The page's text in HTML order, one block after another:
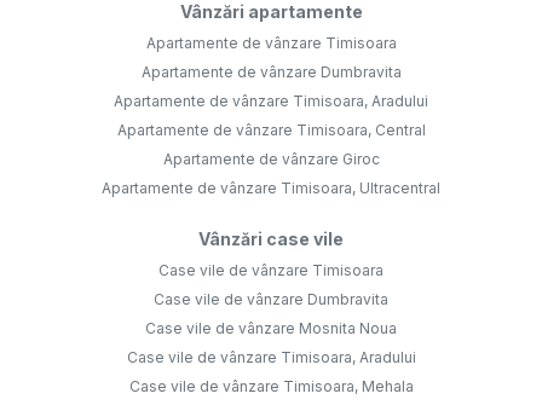
Vânzări apartamente
Apartamente de vânzare Timisoara
Apartamente de vânzare Dumbravita
Apartamente de vânzare Timisoara, Aradului
Apartamente de vânzare Timisoara, Central
Apartamente de vânzare Giroc
Apartamente de vânzare Timisoara, Ultracentral
Vânzări case vile
Case vile de vânzare Timisoara
Case vile de vânzare Dumbravita
Case vile de vânzare Mosnita Noua
Case vile de vânzare Timisoara, Aradului
Case vile de vânzare Timisoara, Mehala